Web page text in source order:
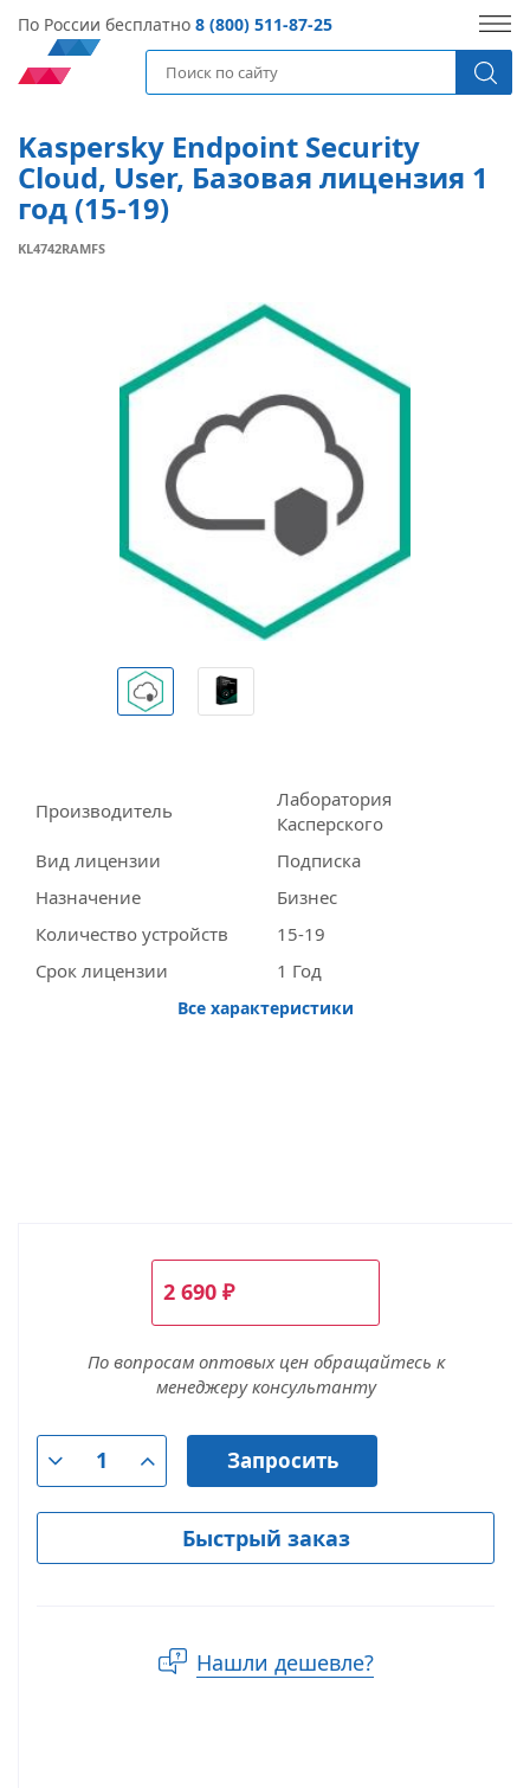
По России бесплатно 8 (800) 511-87-25
Kaspersky Endpoint Security
Cloud, User, Базовая лицензия 1
год (15-19)
KL4742RAMFS
Производитель
Лаборатория
Касперского
Вид лицензии
Подписка
Назначение
Бизнес
Количество устройств
15-19
Срок лицензии
1 Год
Все характеристики
2 690 ₽
По вопросам оптовых цен обращайтесь к
менеджеру консультанту
Запросить
Быстрый заказ
Нашли дешевле?